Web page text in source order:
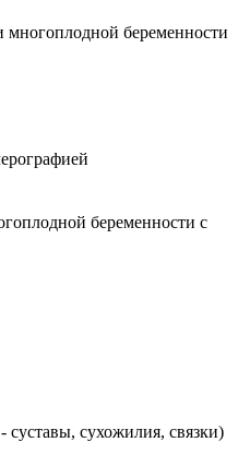
многоплодной беременности
беременности с
сухожилия, связки)